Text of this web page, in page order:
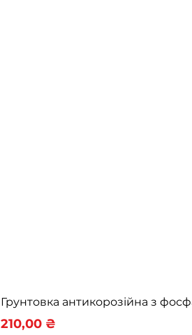
Грунтовка антикорозійна з
Ціна
210,00 ₴